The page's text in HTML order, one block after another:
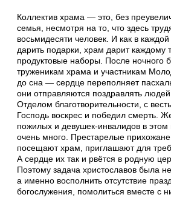
Коллектив храма — это, без
семья, несмотря на то, что здесь
восьмидесяти человек. И как в
дарить подарки, храм дарит каждому
продуктовые наборы. После ночного
труженикам храма и участникам
до сна — сердце переполняет
они отправляются поздравлять
Отделом благотворительности, с
Господь воскрес и победил смерть.
пожилых и девушек-инвалидов в этом
очень много. Престарелые
посещают храм, приглашают для
А сердце их так и рвётся в родную
Поэтому задача христославов была
а именно восполнить отсутствие
богослужения, помолиться вместе с